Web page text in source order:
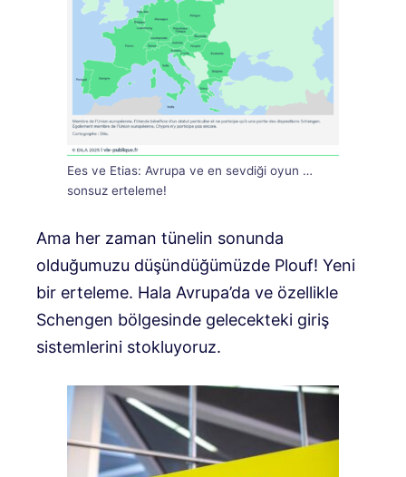
Ees ve Etias: Avrupa ve en sevdiği oyun …
sonsuz erteleme!
Ama her zaman tünelin sonunda
olduğumuzu düşündüğümüzde Plouf! Yeni
bir erteleme. Hala Avrupa’da ve özellikle
Schengen bölgesinde gelecekteki giriş
sistemlerini stokluyoruz.